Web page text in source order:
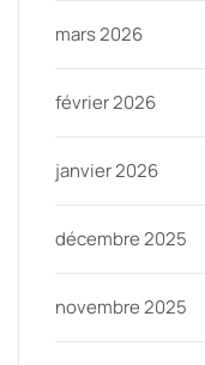
mars 2026
février 2026
janvier 2026
décembre 2025
novembre 2025